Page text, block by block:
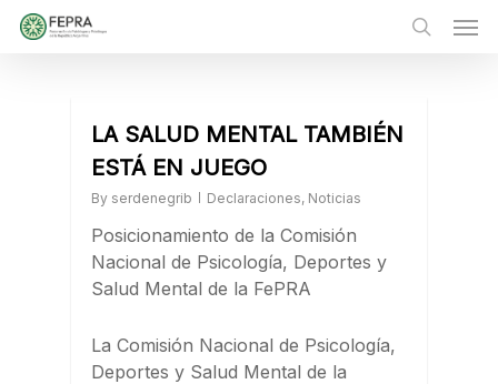
Skip
LA SALUD MENTAL TAMBIÉN
ESTÁ EN JUEGO
By serdenegrib Declaraciones, Noticias
Posicionamiento de la Comisión
Nacional de Psicología, Deportes y
Salud Mental de la FePRA
La Comisión Nacional de Psicología,
Deportes y Salud Mental de la